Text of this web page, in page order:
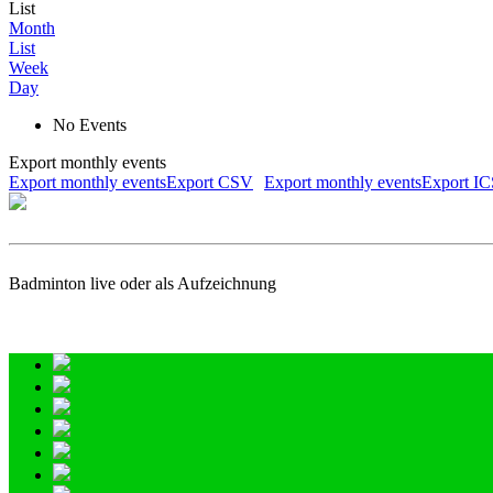
List
Month
List
Week
Day
No Events
Export monthly events
Export monthly eventsExport CSV Export monthly eventsExport
Badminton live oder als Aufzeichnung